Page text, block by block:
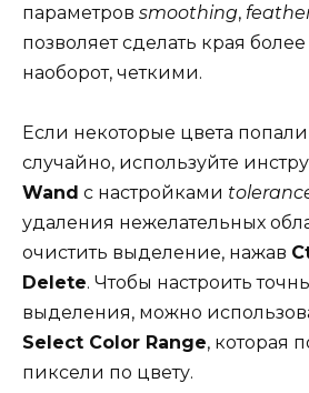
параметров smoothing,
позволяет сделать края
наоборот, четкими.
Если некоторые цвета
случайно, используйте
Wand с настройками
удаления нежелательных
очистить выделение, нажав
Delete. Чтобы настроить
выделения, можно
Select Color Range, которая
пиксели по цвету.